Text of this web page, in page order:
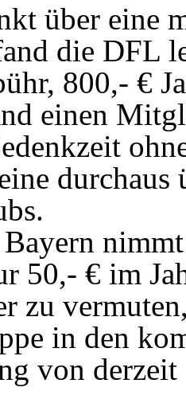
über eine
die DFL
800,- €
einen
durchaus
50,- € im
zu
in den
von